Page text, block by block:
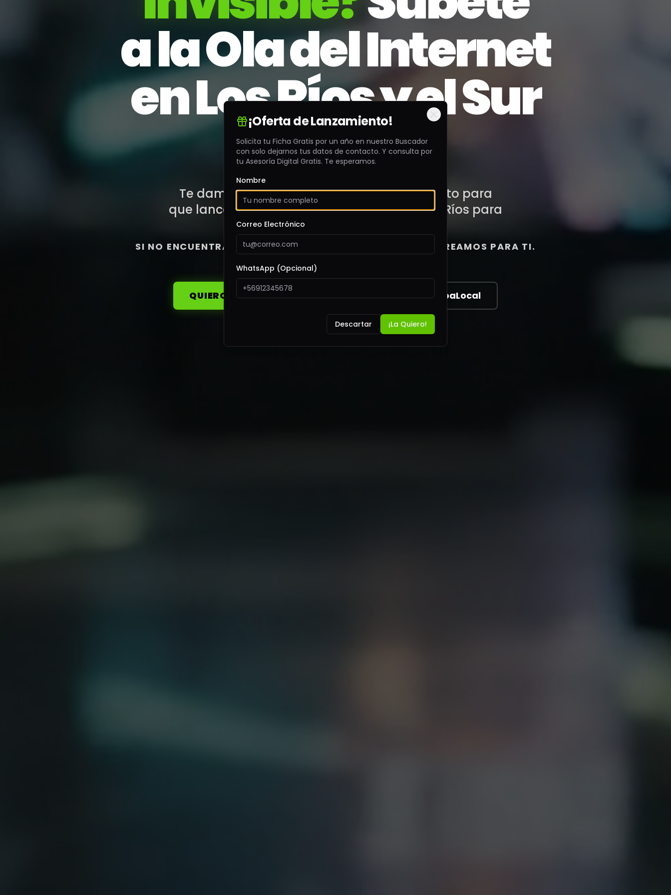
a la Ola del Internet
en Los Ríos y el Sur
de Chile.
Te damos las herramientas y el conocimiento para
que lances y hagas crecer tu negocio de Los Ríos para
todo Chile
SI NO ENCUENTRAS LA HERRAMIENTA QUE NECESITAS, LA CREAMOS PARA TI.
QUIERO DIGITALIZAR MI LOCAL Video LupaLocal
¡Oferta de Lanzamiento!
Solicita tu Ficha Gratis por un año en nuestro Buscador
con solo dejarnos tus datos de contacto. Y consulta por
tu Asesoría Digital Gratis. Te esperamos.
Nombre
Correo Electrónico
WhatsApp (Opcional)
Descartar ¡La Quiero!
Close